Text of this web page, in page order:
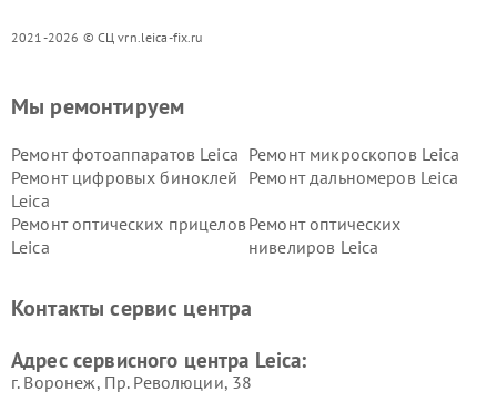
2021-2026 © СЦ vrn.leica-fix.ru
Мы ремонтируем
Ремонт фотоаппаратов Leica Ремонт микроскопов Leica
Ремонт цифровых биноклей
Leica
Ремонт дальномеров Leica
Ремонт оптических прицелов
Leica
Ремонт оптических
нивелиров Leica
Контакты сервис центра
Адрес сервисного центра Leica:
г. Воронеж, Пр. Революции, 38